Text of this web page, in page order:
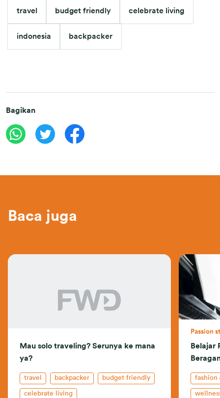
travel budget friendly celebrate living
indonesia backpacker
Bagikan
Baca juga
Mau solo traveling? Serunya ke mana
ya?
travel backpacker budget friendly
celebrate living
Passion
Belajar
fashion